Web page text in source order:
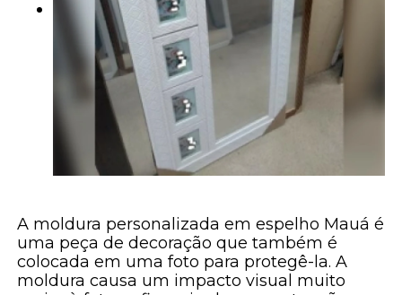
A moldura personalizada em espelho Mauá é
uma peça de decoração que também é
colocada em uma foto para protegê-la. A
moldura causa um impacto visual muito